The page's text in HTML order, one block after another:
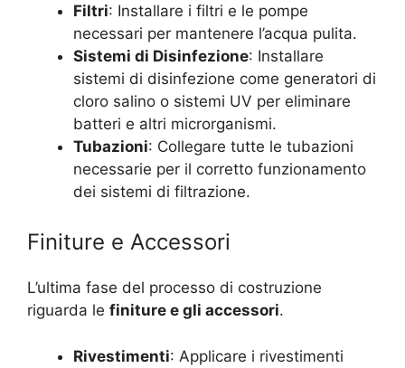
Filtri: Installare i filtri e le pompe
necessari per mantenere l’acqua pulita.
Sistemi di Disinfezione: Installare
sistemi di disinfezione come generatori di
cloro salino o sistemi UV per eliminare
batteri e altri microrganismi.
Tubazioni: Collegare tutte le tubazioni
necessarie per il corretto funzionamento
dei sistemi di filtrazione.
Finiture e Accessori
L’ultima fase del processo di costruzione
riguarda le finiture e gli accessori.
Rivestimenti: Applicare i rivestimenti